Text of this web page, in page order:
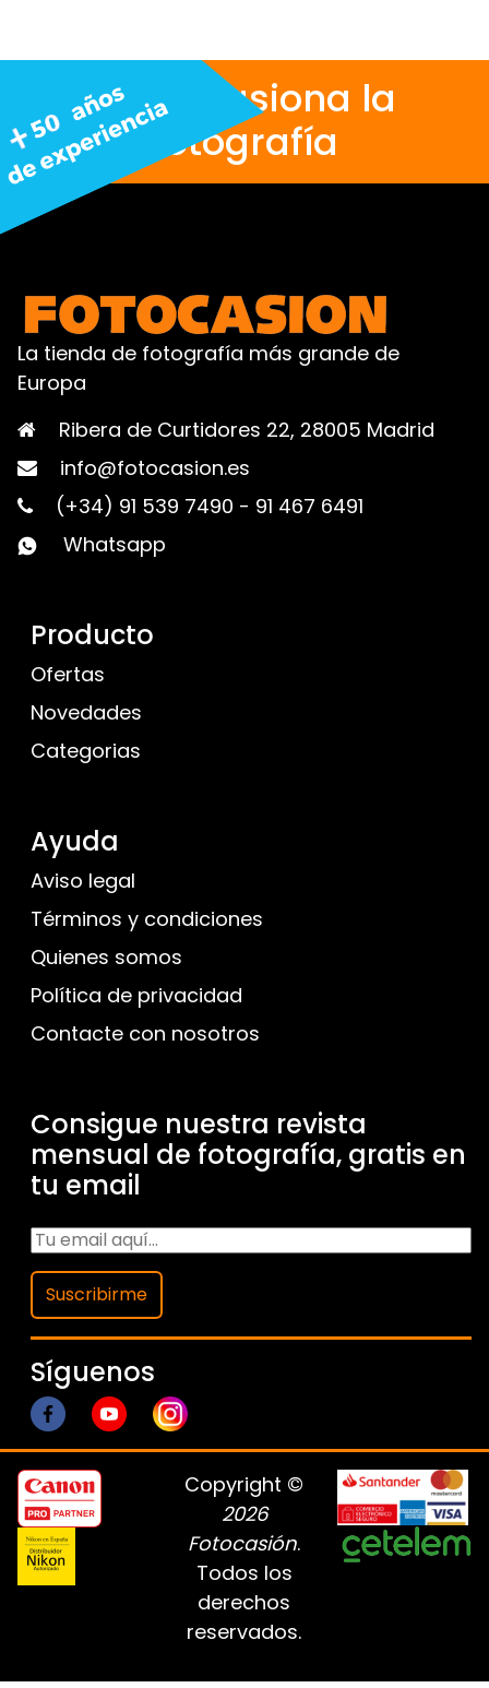
Nos apasiona la
fotografía
La tienda de fotografía más grande de
Europa
Ribera de Curtidores 22, 28005 Madrid
info@fotocasion.es
(+34) 91 539 7490 - 91 467 6491
Whatsapp
Producto
Ofertas
Novedades
Categorias
Ayuda
Aviso legal
Términos y condiciones
Quienes somos
Política de privacidad
Contacte con nosotros
Consigue nuestra revista
mensual de fotografía, gratis en
tu email
Suscribirme
Síguenos
Copyright ©
2026
Fotocasión.
Todos los
derechos
reservados.